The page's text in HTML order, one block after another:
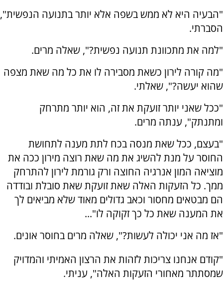
"הבעיה היא לא ממש בשפה אלא יותר בתנועה הנפשית",
הסברתי.
"למה את מתכוונת תנועה נפשית?", שאלה מרים.
"מה קורה לירון כשאת מסבירה לו את כל מה שאת מצפה
שהוא יעשה?", שאלתי.
"ככל שאני יותר זועקת את זה, הוא יותר מתרחק
ומתנתק", ענתה מרים.
"בעצם, ככל שאת מנסה בכח לתת מענה לתחושת
החוסר על מנת להשיג את מה שאת רוצה מירון ככה את
מוציאה המון אנרגיה החוצה ורק גורמת לירון להתרחק
ממך. כל הזעקות האלה שאת זועקת שאת סובלת ובודדה
הם מבטאים מחסור וכאב גדולים מאוד שלא מביאים לך
את המענה שאת כל כך זקוקה לו"...
"אז מה אני יכולה לעשות?", שאלה מרים בחוסר אונים.
"קודם אנחנו צריכות לזהות את הרצון האמיתי והמדויק
שמסתתר מאחורי הזעקות האלה", עניתי.